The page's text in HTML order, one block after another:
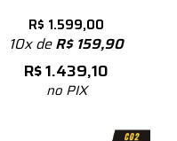
R$ 1.599,00
10x deR$159,90
R$1.439,10
no PIX